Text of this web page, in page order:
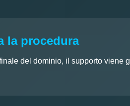
la procedura
del dominio, il supporto viene